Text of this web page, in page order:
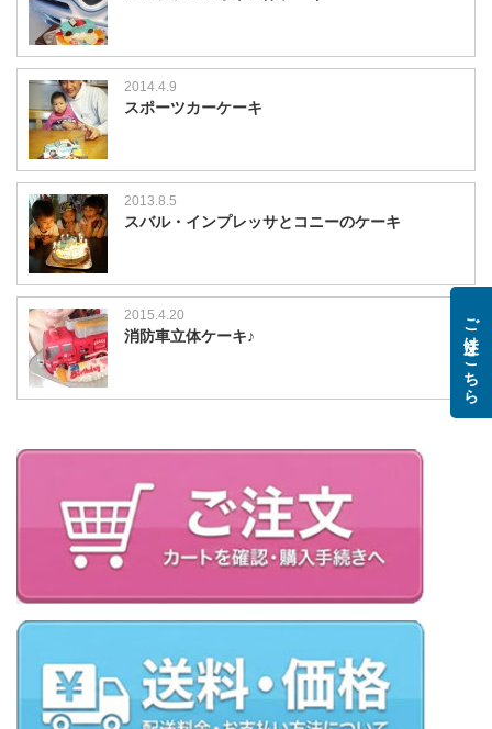
2014.4.9
スポーツカーケーキ
2013.8.5
スバル・インプレッサとコニーのケーキ
2015.4.20
消防車立体ケーキ♪ ご注文はこちら